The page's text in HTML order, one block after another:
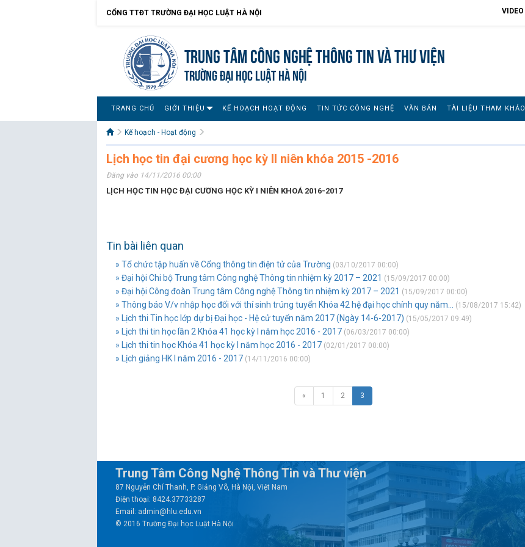
CỔNG TTĐT TRƯỜNG ĐẠI HỌC LUẬT HÀ NỘI VIDEO
Trung tâm công nghệ thông tin và Thư viện
TRƯỜNG ĐẠI HỌC LUẬT HÀ NỘI
TRANG CHỦ GIỚI THIỆU KẾ HOẠCH HOẠT ĐỘNG TIN TỨC CÔNG NGHỆ VĂN BẢN TÀI LIỆU THAM KHẢO
Kế hoạch - Hoạt động
Lịch học tin đại cương học kỳ II niên khóa 2015 -2016
Đăng vào 14/11/2016 00:00
LỊCH HỌC TIN HỌC ĐẠI CƯƠNG HỌC KỲ I NIÊN KHOÁ 2016-2017
Tin bài liên quan
» Tổ chức tập huấn về Cổng thông tin điện tử của Trường (03/10/2017 00:00)
» Đại hội Chi bộ Trung tâm Công nghệ Thông tin nhiệm kỳ 2017 – 2021 (15/09/2017 00:00)
» Đại hội Công đoàn Trung tâm Công nghệ Thông tin nhiệm kỳ 2017 – 2021 (15/09/2017 00:00)
» Thông báo V/v nhập học đối với thí sinh trúng tuyển Khóa 42 hệ đại học chính quy năm... (15/08/2017 15:42)
» Lịch thi Tin học lớp dự bị Đại học - Hệ cử tuyển năm 2017 (Ngày 14-6-2017) (15/05/2017 09:49)
» Lịch thi tin học lần 2 Khóa 41 học kỳ I năm học 2016 - 2017 (06/03/2017 00:00)
» Lịch thi tin học Khóa 41 học kỳ I năm học 2016 - 2017 (02/01/2017 00:00)
» Lịch giảng HK I năm 2016 - 2017 (14/11/2016 00:00)
« 1 2 3
Trung Tâm Công Nghệ Thông Tin và Thư viện
87 Nguyễn Chí Thanh, P. Giảng Võ, Hà Nội, Việt Nam
Điện thoại: 8424.37733287
Email: admin@hlu.edu.vn
© 2016 Trường Đại học Luật Hà Nội